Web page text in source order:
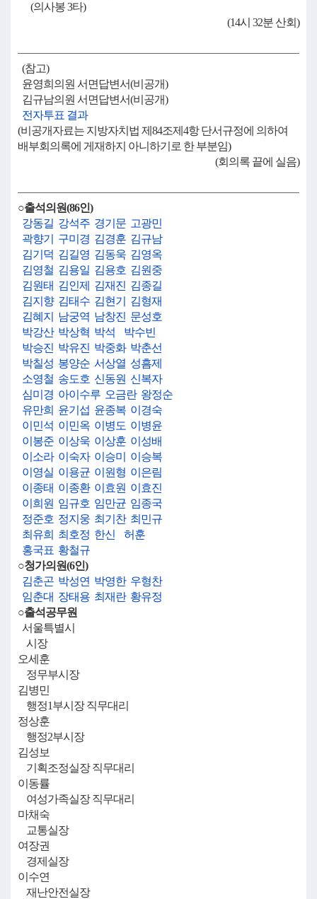
(의사봉 3타)
(14시 32분 산회)
(참고)
윤영희의원 서면답변서(비공개)
김규남의원 서면답변서(비공개)
전자투표 결과
(비공개자료는 지방자치법 제84조제4항 단서규정에 의하여
배부회의록에 게재하지 아니하기로 한 부분임)
(회의록 끝에 실음)
○출석의원(86인)
강동길 강석주 경기문 고광민
곽향기
구미경 김경훈 김규남
김기덕 김길영 김동욱 김영옥
김영철 김용일 김용호 김원중
김원태 김인제 김재진 김종길
김지향 김태수 김현기
김형재
김혜지
남궁역 남창진 문성호
박강산 박상혁 박석
박수빈
박승진 박유진 박중화 박춘선
박칠성 봉양순 서상열 성흠제
소영철 송도호 신동원 신복자
심미경 아이수루 오금란 왕정순
유만희 윤기섭 윤종복 이경숙
이민석 이민옥 이병도 이병윤
이봉준 이상욱 이상훈 이성배
이소라 이숙자 이승미
이승복
이영실 이용균 이원형 이은림
이종태 이종환 이효원 이효진
이희원 임규호 임만균 임종국
정준호 정지웅 최기찬 최민규
최유희 최호정 한신
허훈
홍국표 황철규
○청가의원(6인)
김춘곤 박성연 박영한 우형찬
임춘대 장태용 최재란 황유정
○출석공무원
서울특별시
시장
오세훈
정무부시장
김병민
행정1부시장 직무대리
정상훈
행정2부시장
김성보
기획조정실장 직무대리
이동률
여성가족실장 직무대리
마채숙
교통실장
여장권
경제실장
이수연
재난안전실장